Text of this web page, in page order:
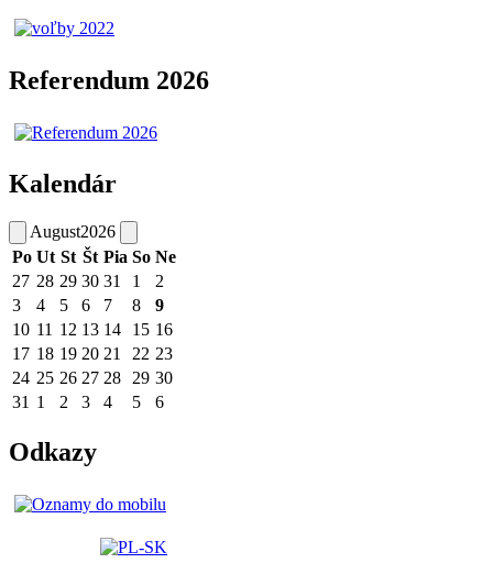
Referendum 2026
Kalendár
August2026
Po Ut St Št Pia So Ne
27 28 29 30 31 1
2
3
4 5 6 7 8
9
10 11 12 13 14 15 16
17 18 19 20 21 22 23
24 25 26 27 28 29 30
31 1 2 3 4 5 6
Odkazy